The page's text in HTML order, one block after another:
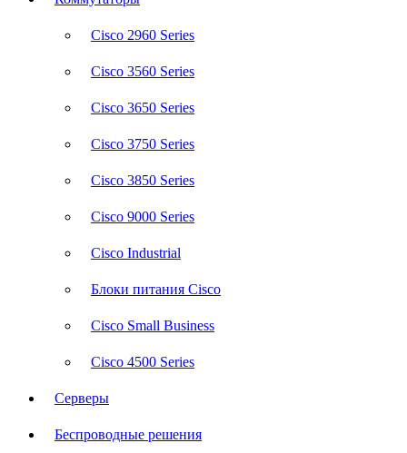
Cisco 2960 Series
Cisco 3560 Series
Cisco 3650 Series
Cisco 3750 Series
Cisco 3850 Series
Cisco 9000 Series
Cisco Industrial
Блоки питания Cisco
Cisco Small Business
Cisco 4500 Series
Серверы
Беспроводные решения